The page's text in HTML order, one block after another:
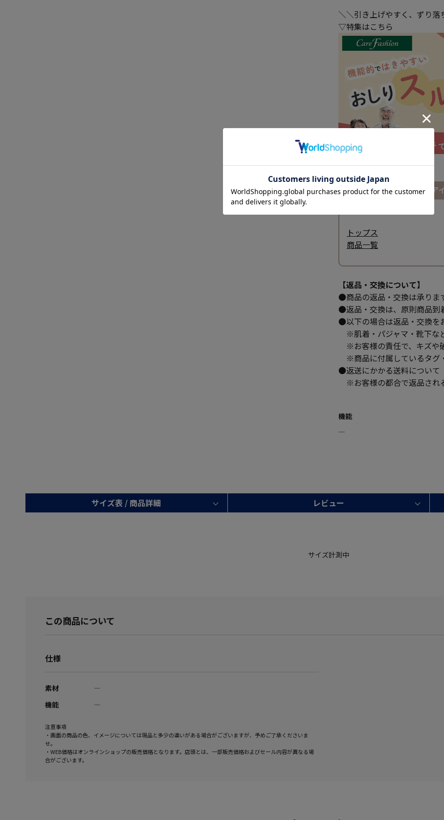
＼＼引き上げやすく、ずり
▽特集はこちら
その他シニアレディースア
トップス
商品一覧
【返品・交換について】
●商品の返品・交換は承りま
●返品・交換は、原則商品到
●以下の場合は返品・交換を
※肌着・パジャマ・靴下な
※お客様の責任で、キズや
※商品に付属しているタグ
●返送にかかる送料について
※お客様の都合で返品され
機能
―
サイズ表 / 商品詳細 レビュー
サイズ計測中
この商品について
仕様
素材
―
機能
―
注意事項
・画面の商品の色、イメージについては現品と多少の違いがある場合がございますが、予めご了承くださいま
せ。
・WEB価格はオンラインショップの販売価格となります。店頭とは、一部販売価格およびセール内容が異なる場
合がございます。